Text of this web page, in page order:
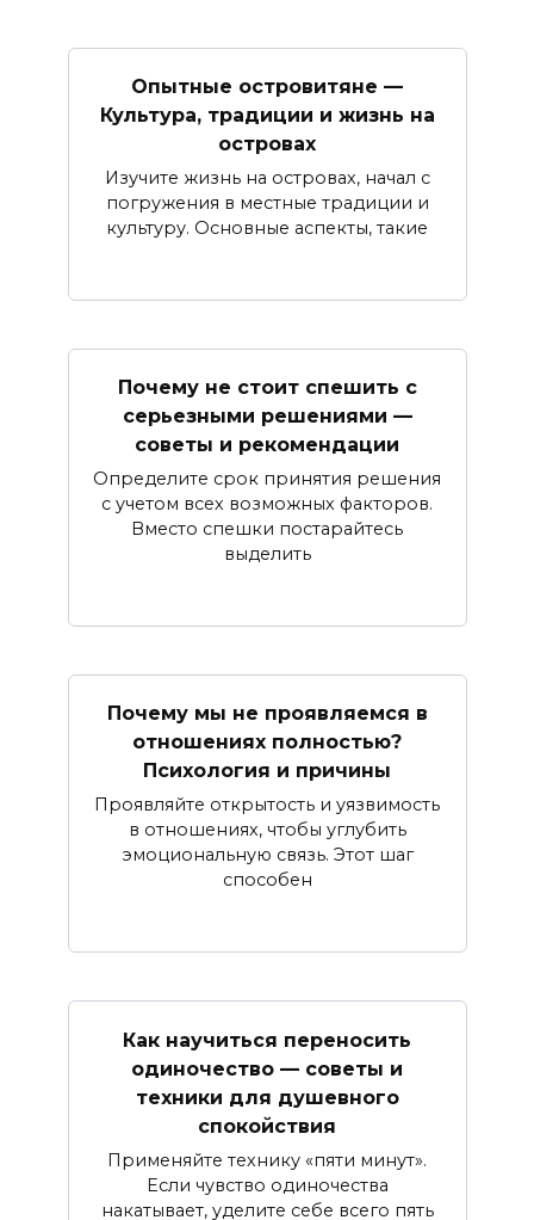
Опытные островитяне —
Культура, традиции и жизнь на
островах
Изучите жизнь на островах, начал с
погружения в местные традиции и
культуру. Основные аспекты, такие
Почему не стоит спешить с
серьезными решениями —
советы и рекомендации
Определите срок принятия решения
с учетом всех возможных факторов.
Вместо спешки постарайтесь
выделить
Почему мы не проявляемся в
отношениях полностью?
Психология и причины
Проявляйте открытость и уязвимость
в отношениях, чтобы углубить
эмоциональную связь. Этот шаг
способен
Как научиться переносить
одиночество — советы и
техники для душевного
спокойствия
Применяйте технику «пяти минут».
Если чувство одиночества
накатывает, уделите себе всего пять